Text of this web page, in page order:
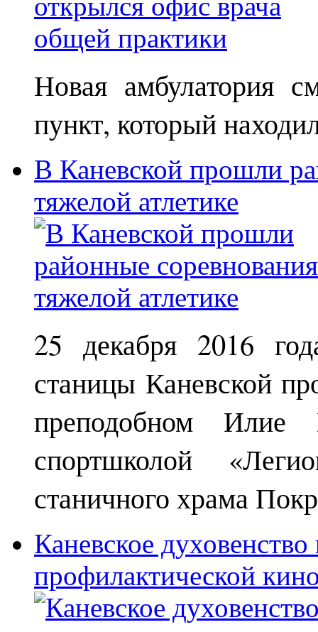
Новая амбулатория
пункт, который
В Каневской прошли
тяжелой атлетике
25 декабря 2016
станицы Каневской
преподобном Илие
спортшколой
станичного храма
Каневское
профилактической